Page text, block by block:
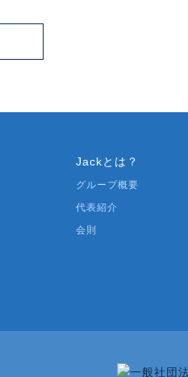
Jackとは？
グループ概要
代表紹介
会則